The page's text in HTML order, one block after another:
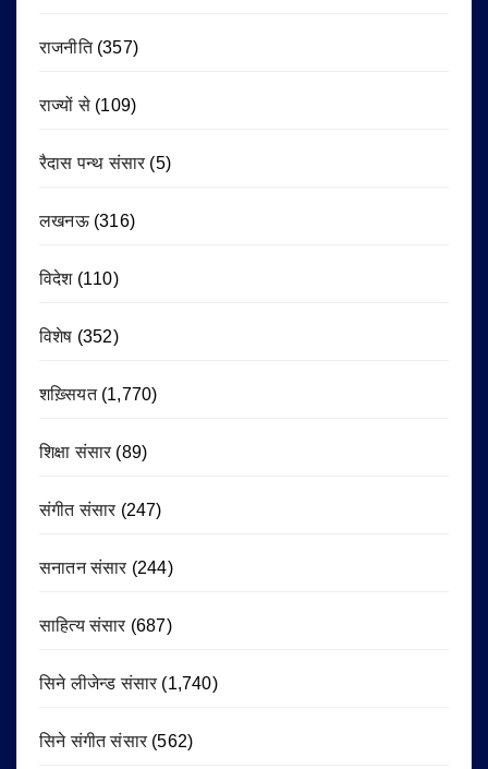
राजनीति(357)
राज्यों से (109)
रैदास पन्थ संसार (5)
लखनऊ(316)
विदेश(110)
विशेष (352)
शख़्सियत(1,770)
शिक्षा संसार (89)
संगीत संसार (247)
सनातन संसार (244)
साहित्य संसार (687)
सिने लीजेन्ड संसार (1,740)
सिने संगीत संसार (562)